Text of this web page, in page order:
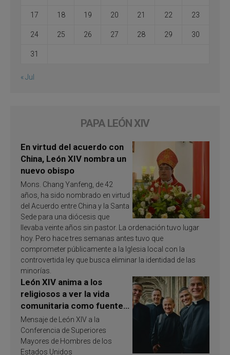
17 18 19 20 21 22 23
24 25 26 27 28 29 30
31
« Jul
PAPA LEÓN XIV
En virtud del acuerdo con
China, León XIV nombra un
nuevo obispo
Mons. Chang Yanfeng, de 42
años, ha sido nombrado en virtud
del Acuerdo entre China y la Santa
Sede para una diócesis que
llevaba veinte años sin pastor. La ordenación tuvo lugar
hoy. Pero hace tres semanas antes tuvo que
comprometer públicamente a la Iglesia local con la
controvertida ley que busca eliminar la identidad de las
minorías.
León XIV anima a los
religiosos a ver la vida
comunitaria como fuente
de inspiración y
santificación
Mensaje de León XIV a la
Conferencia de Superiores
Mayores de Hombres de los
Estados Unidos